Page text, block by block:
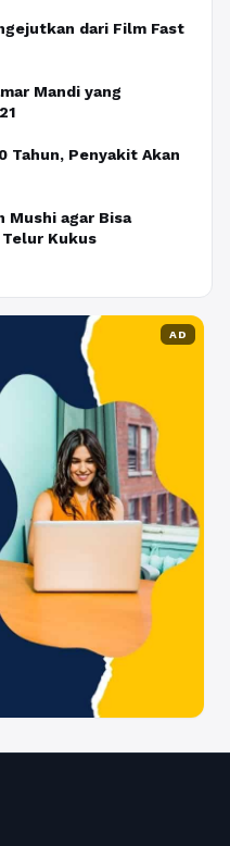
dari Film Fast
Mandi yang
Tahun, Penyakit Akan
Mushi agar Bisa
Kukus
AD